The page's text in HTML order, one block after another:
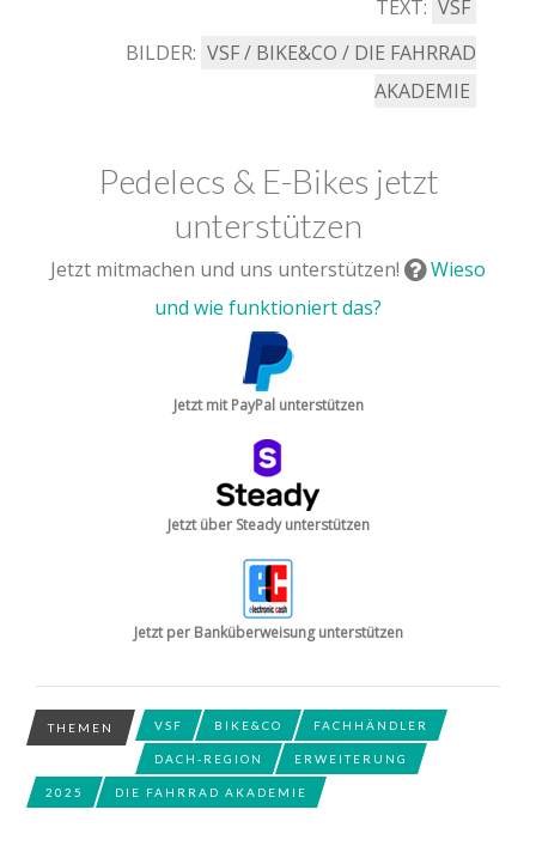
TEXT: VSF
BILDER: VSF / BIKE&CO / DIE FAHRRAD
AKADEMIE
Pedelecs & E-Bikes jetzt
unterstützen
Jetzt mitmachen und uns unterstützen!
Wieso
und wie funktioniert das?
Jetzt mit PayPal unterstützen
Jetzt über Steady unterstützen
Jetzt per Banküberweisung unterstützen
THEMEN VSF BIKE&CO FACHHÄNDLER
DACH-REGION ERWEITERUNG
2025 DIE FAHRRAD AKADEMIE